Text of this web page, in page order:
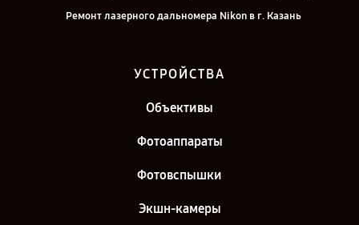
Ремонт лазерного дальномера Nikon в г. Казань
УСТРОЙСТВА
Объективы
Фотоаппараты
Фотовспышки
Экшн-камеры